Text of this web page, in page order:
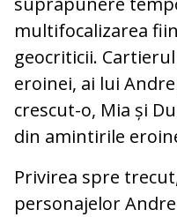
multifocalizarea
geocriticii.
eroinei, ai lui
crescut-o, Mia și
din amintirile
Privirea spre
personajelor